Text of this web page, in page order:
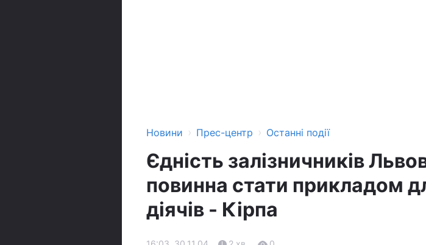
Новини › Прес-центр › Останні події
Єдність залізничників
повинна стати прикладом
діячів - Кірпа